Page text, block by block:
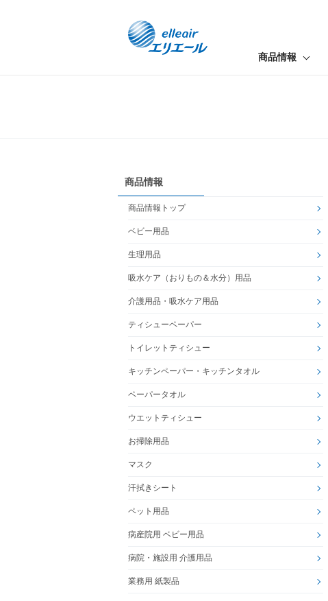
商品情報
商品情報
商品情報トップ
ベビー用品
生理用品
吸水ケア（おりもの＆水分）用品
介護用品・吸水ケア用品
ティシューペーパー
トイレットティシュー
キッチンペーパー・キッチンタオル
ペーパータオル
ウエットティシュー
お掃除用品
マスク
汗拭きシート
ペット用品
病産院用 ベビー用品
病院・施設用 介護用品
業務用 紙製品